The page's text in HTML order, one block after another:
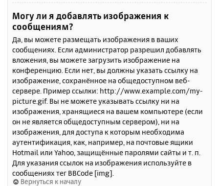
Могу ли я добавлять изображения к
сообщениям?
Да, вы можете размещать изображения в ваших
сообщениях. Если администратор разрешил добавлять
вложения, вы можете загрузить изображение на
конференцию. Если нет, вы должны указать ссылку на
изображение, сохранённое на общедоступном веб-
сервере. Пример ссылки: http://www.example.com/my-
picture.gif. Вы не можете указывать ссылку ни на
изображения, хранящиеся на вашем компьютере (если
он не является общедоступным сервером), ни на
изображения, для доступа к которым необходима
аутентификация, как, например, на почтовые ящики
Hotmail или Yahoo, защищённые паролями сайты и т. п.
Для указания ссылок на изображения используйте в
сообщениях тег BBCode [img].
Вернуться к началу